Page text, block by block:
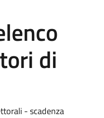
di
- scadenza